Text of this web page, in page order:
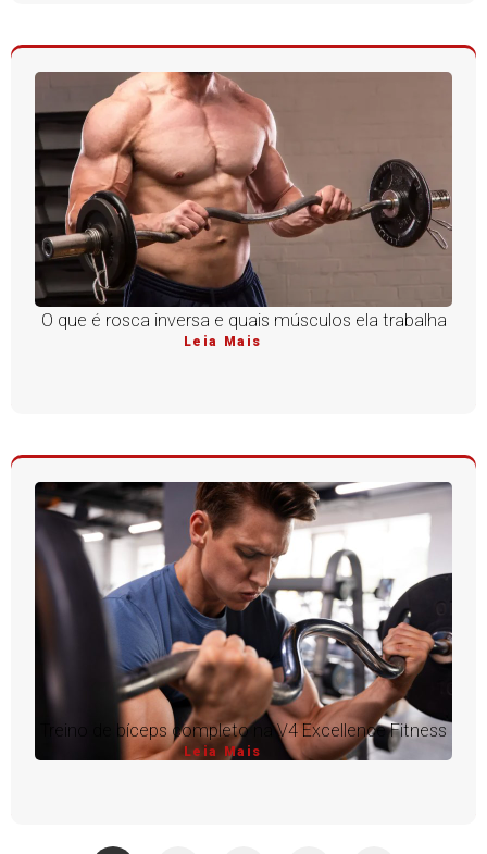
O que é rosca inversa e quais músculos ela trabalha
Leia Mais
Treino de bíceps completo na V4 Excellence Fitness
Leia Mais